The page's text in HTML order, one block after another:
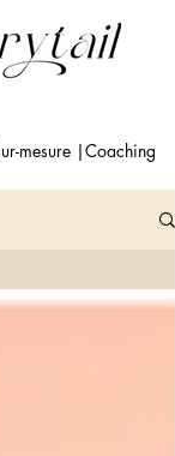
mesure |Coaching